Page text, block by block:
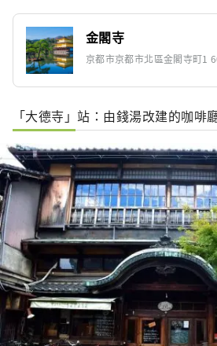
金閣寺
京都市京都市北區金閣寺町1
「大德寺」站：由錢湯改建的咖啡